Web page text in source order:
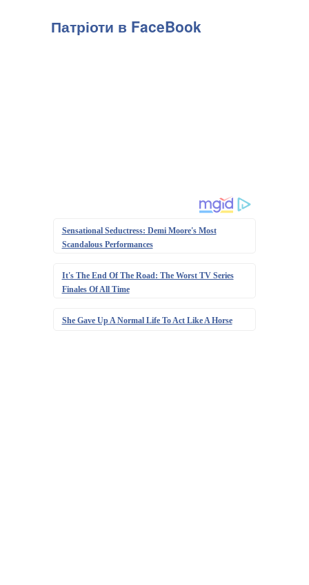
Патріоти в FaceBook
Sensational Seductress: Demi Moore's Most
Scandalous Performances
It's The End Of The Road: The Worst TV Series
Finales Of All Time
She Gave Up A Normal Life To Act Like A Horse